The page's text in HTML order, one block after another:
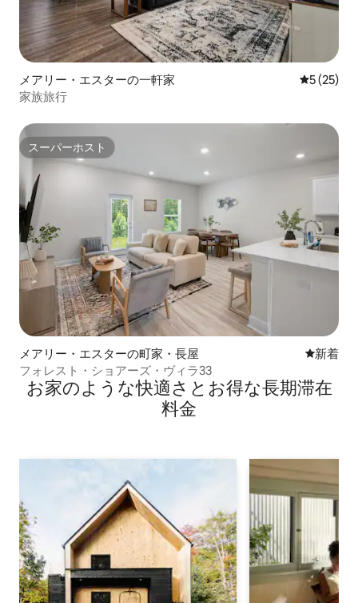
メアリー・エスターの一軒家 レビュー
5 (25)
家族旅行
スーパーホスト
スーパーホスト
メアリー・エスターの町家・長屋 新しい宿
新着
フォレスト・ショアーズ・ヴィラ33
お家のような快⁠適⁠さ⁠とお⁠得⁠な長⁠期⁠滞⁠在
料⁠金